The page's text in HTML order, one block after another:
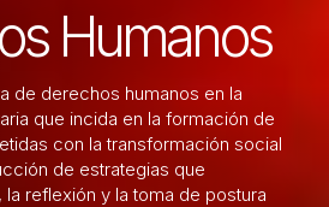
Humanos
de derechos humanos en la
que incida en la formación de
con la transformación social
de estrategias que
reflexión y la toma de postura